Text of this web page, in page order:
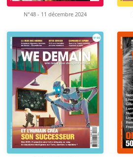
N°48 - 11 décembre 2024